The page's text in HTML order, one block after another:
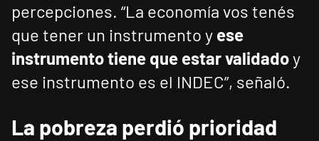
percepciones. “La economía vos tenés
que tener un instrumento y ese
instrumento tiene que estar validadoy
ese instrumento es el INDEC”, señaló.
La pobreza perdió prioridad